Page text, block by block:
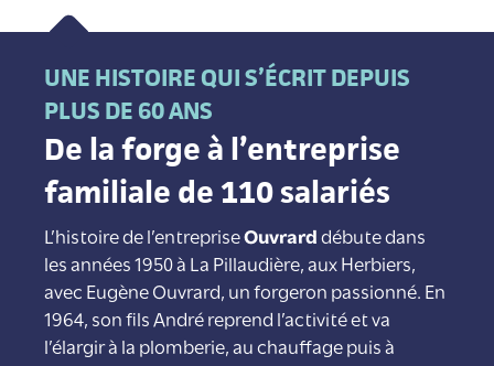
UNE HISTOIRE QUI S’ÉCRIT DEPUIS
PLUS DE 60 ANS
De la forge à l’entreprise
familiale de 110 salariés
L’histoire de l’entrepriseOuvrarddébute dans
les années 1950 à La Pillaudière, aux Herbiers,
avec Eugène Ouvrard, un forgeron passionné. En
1964, son fils André reprend l’activité et va
l’élargir à la plomberie, au chauffage puis à